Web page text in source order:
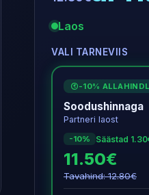
Laos
VALI TARNEVIIS
€ -10%
Soodushinnaga
Partneri laost
-10% Säästad
11.50€
Tavahind: 12.80€